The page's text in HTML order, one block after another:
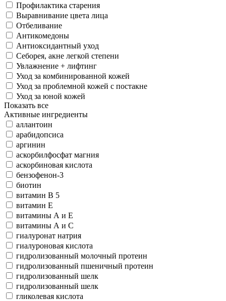
Профилактика старения
Выравнивание цвета лица
Отбеливание
Антикомедоны
Антиоксидантный уход
Себорея, акне легкой степени
Увлажнение + лифтинг
Уход за комбинированной кожей
Уход за проблемной кожей с постакне
Уход за юной кожей
Показать все
Активные ингредиенты
аллантоин
арабидопсиса
аргинин
аскорбилфосфат магния
аскорбиновая кислота
бензофeнон-3
биотин
витамин В 5
витамин Е
витамины А и Е
витамины А и С
гиалуронат натрия
гиалуроновая кислота
гидролизованный молочный протеин
гидролизованный пшеничный протеин
гидролизованный шелк
гидролизованный шелк
гликолевая кислота